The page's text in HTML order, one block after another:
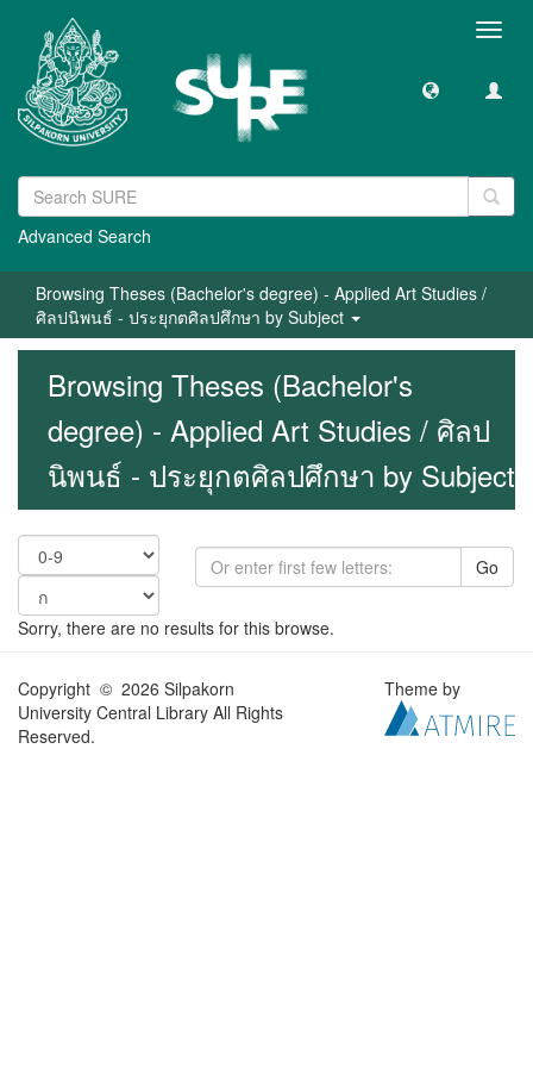
Advanced Search
Browsing Theses (Bachelor's degree) - Applied Art Studies /
ศิลปนิพนธ์ - ประยุกตศิลปศึกษา by Subject
Browsing Theses (Bachelor's
degree) - Applied Art Studies / ศิลป
นิพนธ์ - ประยุกตศิลปศึกษา by Subject
Go
Sorry, there are no results for this browse.
Copyright © 2026 Silpakorn
University Central Library All Rights
Reserved.
Theme by